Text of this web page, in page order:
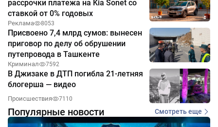
рассрочки платежа на Kia Sonet со
ставкой от 0% годовых
Реклама 8053
Присвоено 7,4 млрд сумов: вынесен
приговор по делу об обрушении
путепровода в Ташкенте
Криминал 7592
В Джизаке в ДТП погибла 21-летняя
блогерша — видео
Происшествия 7110
Популярные новости Смотреть еще